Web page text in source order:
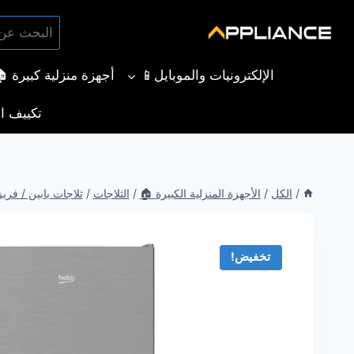
البحث
عن:
بحث
الإلكترونيات والموبايل📱 أجهزة منزلية كبيرة
تكييف
/ الكل / الأجهزة المنزلية الكبيرة 🏠 / الثلاجات / ثلاجات بابين /
تخفيض!